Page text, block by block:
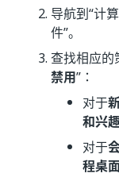
导航到“计
件”。
查找相应的
禁用”：
对于
和兴
对于
程桌